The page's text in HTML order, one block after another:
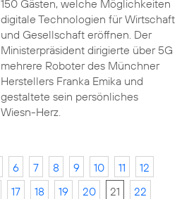
150 Gästen, welche Möglichkeiten
digitale Technologien für Wirtschaft
und Gesellschaft eröffnen. Der
Ministerpräsident dirigierte über 5G
mehrere Roboter des Münchner
Herstellers Franka Emika und
gestaltete sein persönliches
Wiesn-Herz.
6 7 8 9 10 11
12
17 18 19 20 21
22